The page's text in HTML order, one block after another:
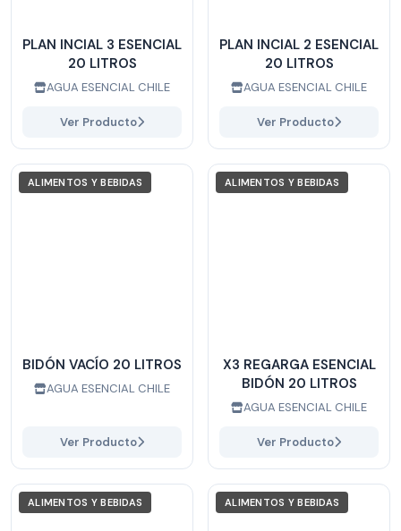
PLAN INCIAL 3 ESENCIAL
20 LITROS
AGUA ESENCIAL CHILE
Ver Producto
PLAN INCIAL 2 ESENCIAL
20 LITROS
AGUA ESENCIAL CHILE
Ver Producto
ALIMENTOS Y BEBIDAS
BIDÓN VACÍO 20 LITROS
AGUA ESENCIAL CHILE
Ver Producto
ALIMENTOS Y BEBIDAS
X3 REGARGA ESENCIAL
BIDÓN 20 LITROS
AGUA ESENCIAL CHILE
Ver Producto
ALIMENTOS Y BEBIDAS ALIMENTOS Y BEBIDAS